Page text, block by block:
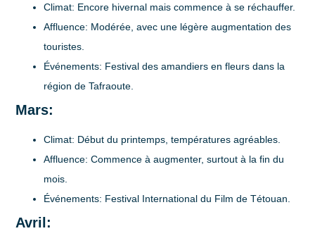
Climat: Encore hivernal mais commence à se réchauffer.
Affluence: Modérée, avec une légère augmentation des
touristes.
Événements: Festival des amandiers en fleurs dans la
région de Tafraoute.
Mars:
Climat: Début du printemps, températures agréables.
Affluence: Commence à augmenter, surtout à la fin du
mois.
Événements: Festival International du Film de Tétouan.
Avril: